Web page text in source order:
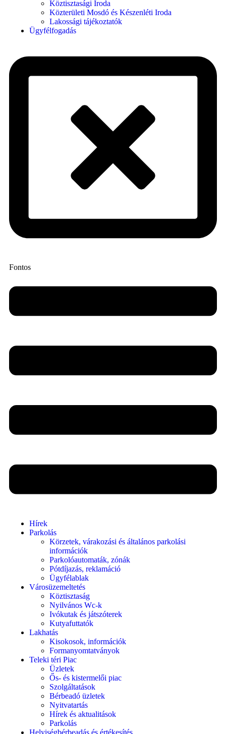
Köztisztasági Iroda
Közterületi Mosdó és Készenléti Iroda
Lakossági tájékoztatók
Ügyfélfogadás
Fontos
Hírek
Parkolás
Körzetek, várakozási és általános parkolási
információk
Parkolóautomaták, zónák
Pótdíjazás, reklamáció
Ügyfélablak
Városüzemeltetés
Köztisztaság
Nyilvános Wc-k
Ivókutak és játszóterek
Kutyafuttatók
Lakhatás
Kisokosok, információk
Formanyomtatványok
Teleki téri Piac
Üzletek
Ős- és kistermelői piac
Szolgáltatások
Bérbeadó üzletek
Nyitvatartás
Hírek és aktualitások
Parkolás
Helyiségbérbeadás és értékesítés